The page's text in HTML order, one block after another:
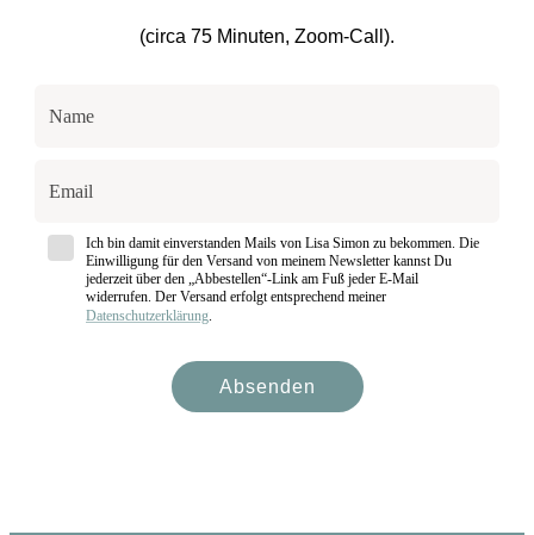
(circa 75 Minuten, Zoom-Call).
Ich bin damit einverstanden Mails von Lisa Simon zu bekommen. Die
Einwilligung für den Versand von meinem Newsletter kannst Du
jederzeit über den „Abbestellen“-Link am Fuß jeder E-Mail
widerrufen. Der Versand erfolgt entsprechend meiner
Datenschutzerklärung.
Absenden